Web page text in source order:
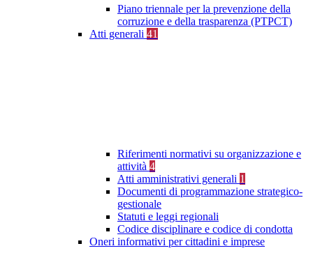
Piano triennale per la prevenzione della
corruzione e della trasparenza (PTPCT)
Atti generali 41
Riferimenti normativi su organizzazione e
attività 4
Atti amministrativi generali 1
Documenti di programmazione strategico-
gestionale
Statuti e leggi regionali
Codice disciplinare e codice di condotta
Oneri informativi per cittadini e imprese